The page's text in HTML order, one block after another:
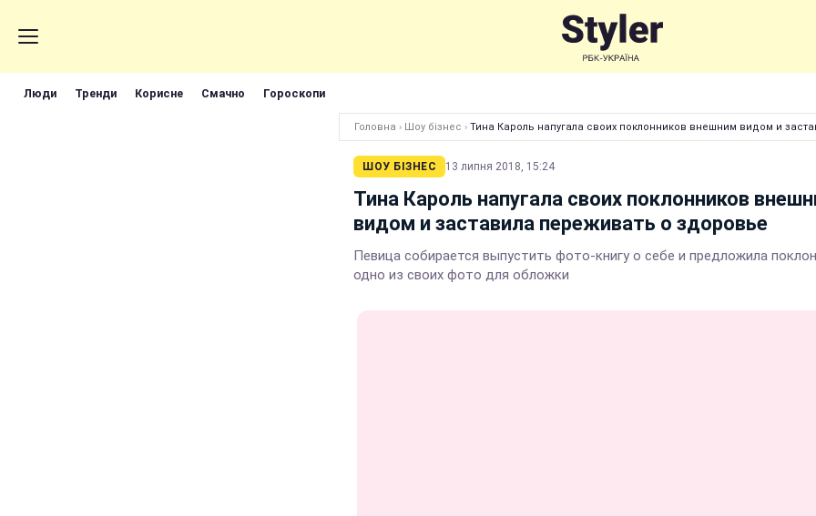
Люди Тренди Корисне Смачно Гороскопи
Головна › Шоу бізнес › Тина Кароль напугала своих поклонников внешним видом и
ШОУ БІЗНЕС 13 липня 2018, 15:24
Тина Кароль напугала своих поклонников
видом и заставила переживать о здоровье
Певица собирается выпустить фото-книгу о себе и предложила
одно из своих фото для обложки